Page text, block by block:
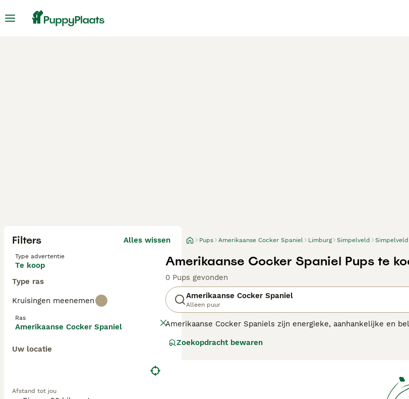
Filters Alles wissen
Type advertentie
Te koop
Type ras
Kruisingen meenemen
Ras
Amerikaanse Cocker Spaniel
Uw locatie
Afstand tot jou
Pups Amerikaanse Cocker Spaniel Limburg Simpelveld Simpelveld
Amerikaanse Cocker Spaniel Pups te
0 Pups gevonden
Amerikaanse Cocker Spaniel
Alleen puur
Amerikaanse Cocker Spaniels zijn energieke, aanhankelijke en
hun zachtaardige persoonlijkheid. Ze zijn ook een goede keuze
Zoekopdracht bewaren